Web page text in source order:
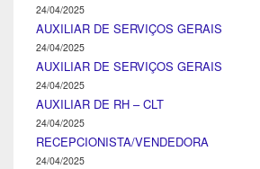
24/04/2025
AUXILIAR DE SERVIÇOS GERAIS
24/04/2025
AUXILIAR DE SERVIÇOS GERAIS
24/04/2025
AUXILIAR DE RH – CLT
24/04/2025
RECEPCIONISTA/VENDEDORA
24/04/2025